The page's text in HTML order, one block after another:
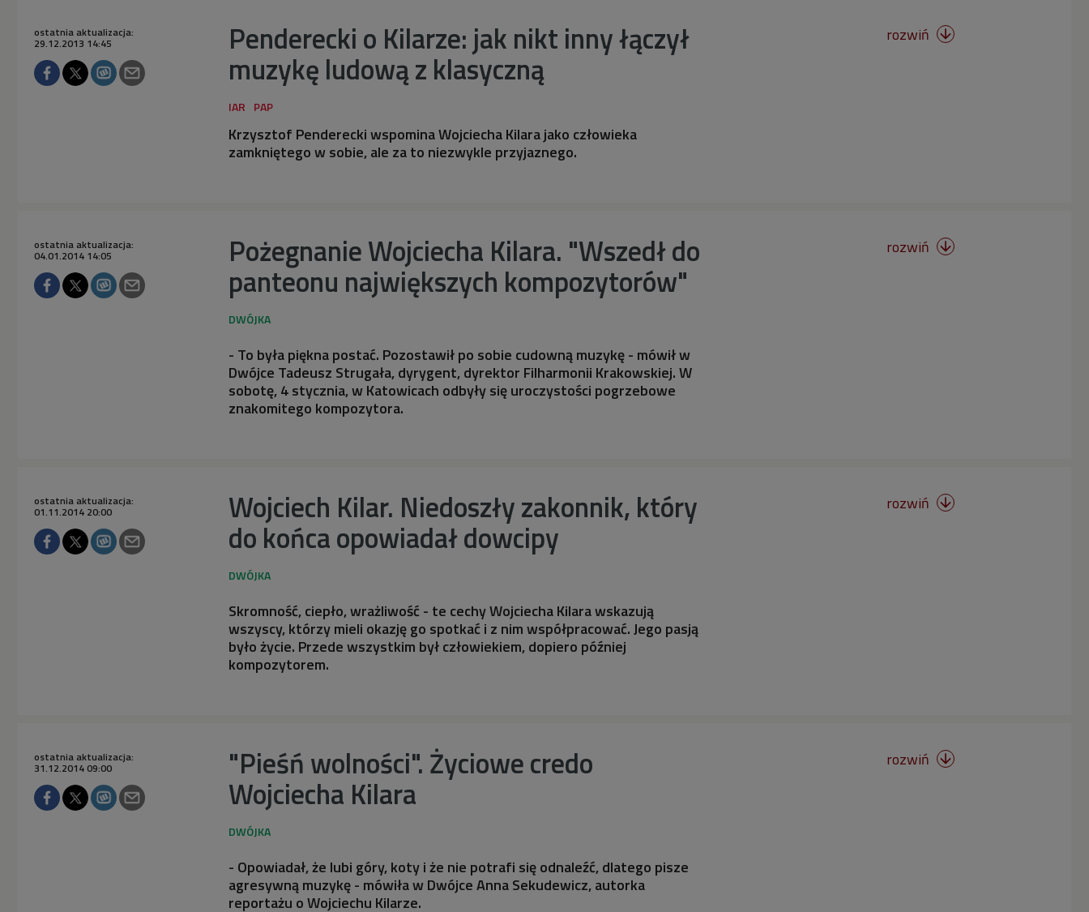
Penderecki o Kilarze: jak nikt inny łączył
muzykę ludową z klasyczną
ostatnia aktualizacja:
29.12.2013 14:45
Krzysztof Penderecki wspomina Wojciecha Kilara jako człowieka
zamkniętego w sobie, ale za to niezwykle przyjaznego.
rozwiń 
Pożegnanie Wojciecha Kilara. "Wszedł do
panteonu największych kompozytorów"
ostatnia aktualizacja:
04.01.2014 14:05
- To była piękna postać. Pozostawił po sobie cudowną muzykę - mówił w
Dwójce Tadeusz Strugała, dyrygent, dyrektor Filharmonii Krakowskiej. W
sobotę, 4 stycznia, w Katowicach odbyły się uroczystości pogrzebowe
znakomitego kompozytora.
rozwiń 
Wojciech Kilar. Niedoszły zakonnik, który
do końca opowiadał dowcipy
ostatnia aktualizacja:
01.11.2014 20:00
Skromność, ciepło, wrażliwość - te cechy Wojciecha Kilara wskazują
wszyscy, którzy mieli okazję go spotkać i z nim współpracować. Jego pasją
było życie. Przede wszystkim był człowiekiem, dopiero później
kompozytorem.
rozwiń 
"Pieśń wolności". Życiowe credo
Wojciecha Kilara
ostatnia aktualizacja:
31.12.2014 09:00
- Opowiadał, że lubi góry, koty i że nie potrafi się odnaleźć, dlatego pisze
agresywną muzykę - mówiła w Dwójce Anna Sekudewicz, autorka
reportażu o Wojciechu Kilarze.
rozwiń 